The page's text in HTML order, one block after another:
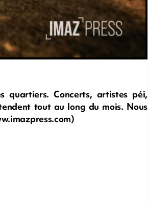
quartiers. Concerts, artistes péi,
tout au long du mois. Nous